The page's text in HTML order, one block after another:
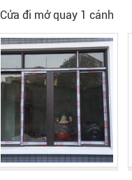
Cửa đi mở quay 1 cánh